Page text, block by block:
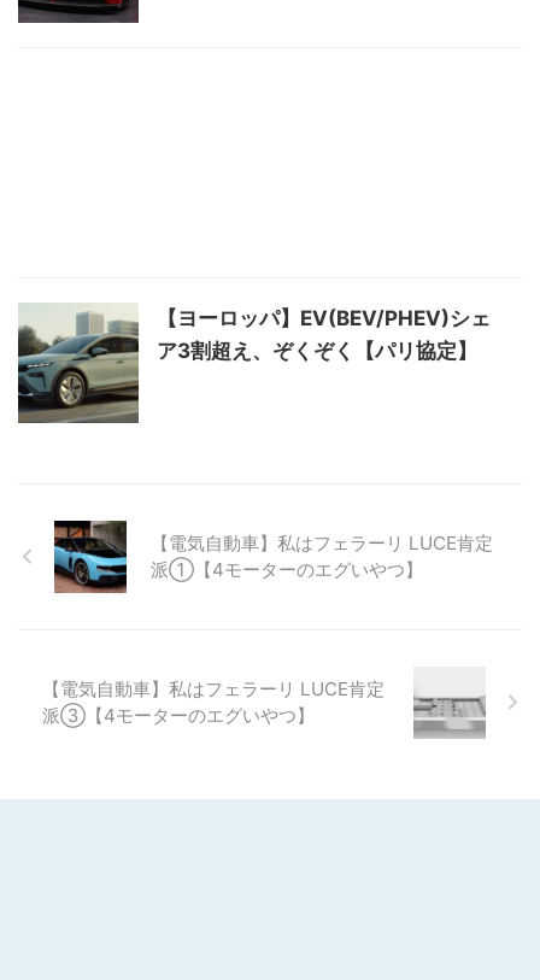
【ヨーロッパ】EV(BEV/PHEV)シェ
ア3割超え、ぞくぞく【パリ協定】
【電気自動車】私はフェラーリ LUCE肯定
派①【4モーターのエグいやつ】
【電気自動車】私はフェラーリ LUCE肯定
派③【4モーターのエグいやつ】